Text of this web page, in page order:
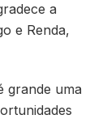
a
e Renda,
grande uma